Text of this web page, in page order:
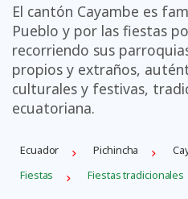
El cantón Cayambe es
Pueblo y por las fiestas
recorriendo sus
propios y extraños,
culturales y festivas,
ecuatoriana.
Ecuador Pichincha
Fiestas
Fiestas tradicionales